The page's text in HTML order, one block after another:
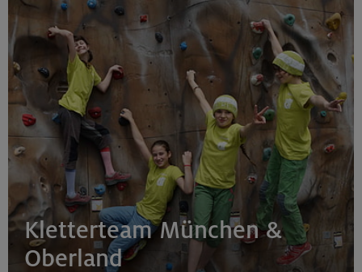
17./18./19.08.26
Aufbaukurs Klettern indoor
München
16.08.26
Schnupperkletterkurs indoor
München
Kletterteam München &
Oberland